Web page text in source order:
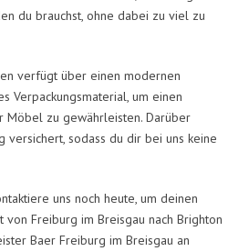
du brauchst, ohne dabei zu viel zu
verfügt über einen modernen
Verpackungsmaterial, um einen
Möbel zu gewährleisten. Darüber
versichert, sodass du dir bei uns keine
uns noch heute, um deinen
Freiburg im Breisgau nach Brighton
Baer Freiburg im Breisgau an